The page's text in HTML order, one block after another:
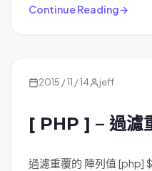
Continue Reading
2015 / 11 / 14 jeff
[ PHP ] – 過濾
過濾重覆的 陣列值 [php]